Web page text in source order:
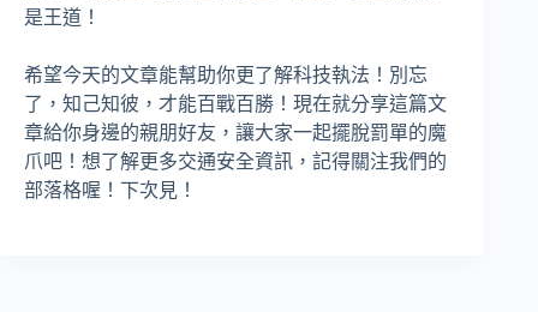
是王道！
希望今天的文章能幫助你更了解科技執法！別忘
了，知己知彼，才能百戰百勝！現在就分享這篇文
章給你身邊的親朋好友，讓大家一起擺脫罰單的魔
爪吧！想了解更多交通安全資訊，記得關注我們的
部落格喔！下次見！